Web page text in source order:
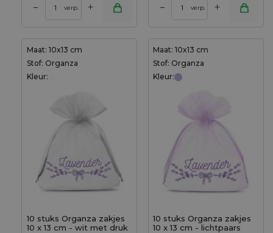
– verp. + – verp. +
Maat: 10x13 cm
Stof: Organza
Kleur:
10 stuks Organza zakjes
10 x 13 cm - wit met druk
Maat: 10x13 cm
Stof: Organza
Kleur:
10 stuks Organza zakjes
10 x 13 cm - lichtpaars